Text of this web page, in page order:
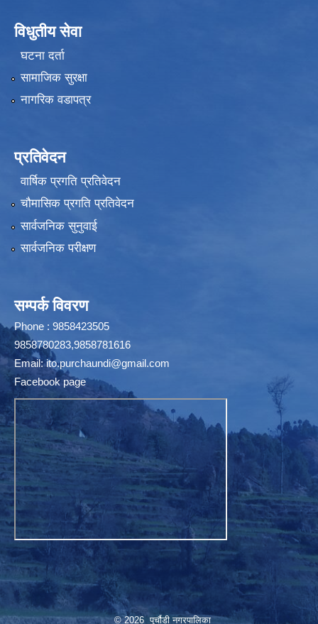
विधुतीय सेवा
घटना दर्ता
सामाजिक सुरक्षा
नागरिक वडापत्र
प्रतिवेदन
वार्षिक प्रगति प्रतिवेदन
चौमासिक प्रगति प्रतिवेदन
सार्वजनिक सुनुवाई
सार्वजनिक परीक्षण
सम्पर्क विवरण
Phone : 9858423505
9858780283,9858781616
Email:ito.purchaundi@gmail.com
Facebook page
© 2026 पुर्चौडी नगरपालिका